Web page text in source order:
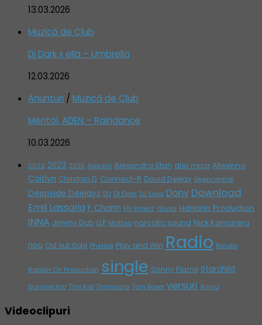
13.03.2026
Muzică de Club
Dj Dark x ella – Umbrella
12.03.2026
Anunturi / Muzică de Club
Mentol, ADEN – Raindance
10.03.2026
2022 2023 2025 Alessia Alexandra Stan alex mica Allexinno
Caitlyn Christian D. Connect-R David Deejay Deepcentral
Deepside Deejays DJ Dj Dark DJ Sava Dony Download
Emil Lassaria F Charm Fly Project Giulia HaHaHa Production
INNA Jimmy Dub LLP Matteo narcotic sound Nick Kamarera
nou Old but Gold Phelipe Play and Win Radio Raluka
Rappin On Production single Sonny Flame Starchild
Sunrise Inc The Kid Timisoara Tom Boxer versuri Xonia
Videoclipuri